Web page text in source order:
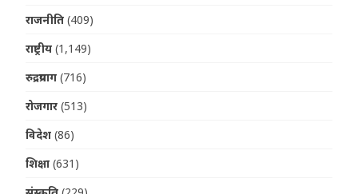
राजनीति (409)
राष्ट्रीय (1,149)
रुद्रप्रयाग (716)
रोजगार (513)
विदेश (86)
शिक्षा (631)